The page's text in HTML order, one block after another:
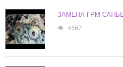
ЗАМЕНА ГРМ
4567